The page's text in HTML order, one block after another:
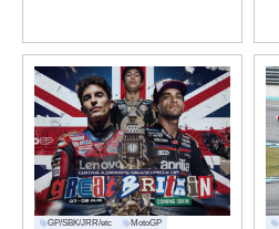
GP/SBK/JRR/etc MotoGP